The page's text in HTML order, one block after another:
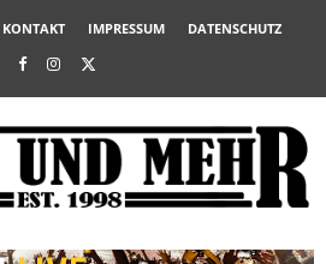
KONTAKT IMPRESSUM DATENSCHUTZ